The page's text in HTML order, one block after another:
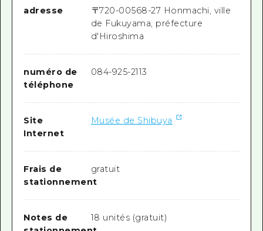
adresse 〒720-00568-27 Honmachi, ville
de Fukuyama, préfecture
d'Hiroshima
numéro de
téléphone
084-925-2113
Site
Internet
Musée de Shibuya
Frais de
stationnement
gratuit
Notes de
18 unités (gratuit)